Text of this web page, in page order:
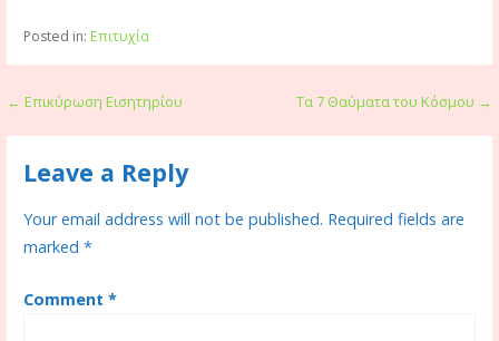
e
b
o
o
k
k
e
dI
n
er l e
n
g
y
Li
n
e
Posted in: Επιτυχία
Post
navigation
← Επικύρωση Εισητηρίου Τα 7 Θαύματα του Κόσμου →
Leave a Reply
Your email address will not be published. Required fields are
marked *
Comment *